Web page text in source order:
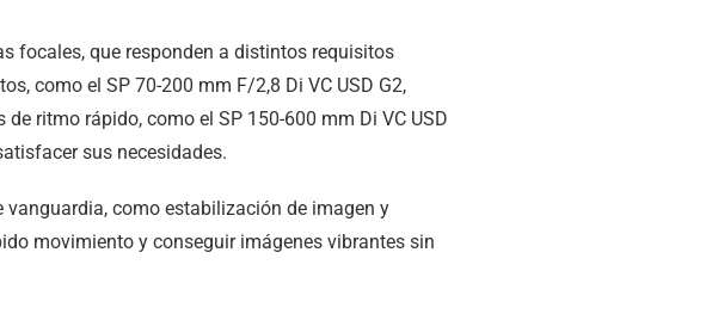
focales, que responden a distintos requisitos
como el SP 70-200 mm F/2,8 Di VC USD G2,
ritmo rápido, como el SP 150-600 mm Di VC USD
sus necesidades.
como estabilización de imagen y
movimiento y conseguir imágenes vibrantes sin